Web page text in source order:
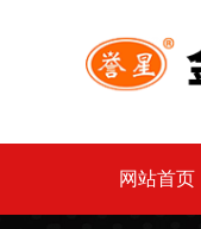
网站首页